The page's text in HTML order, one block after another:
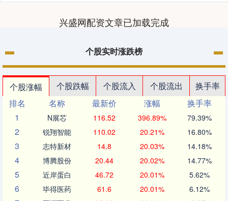
兴盛网配资文章已加载完成
个股实时涨跌榜
个股涨幅 个股跌幅 个股流入 个股流出
换手率
排名
名称 最新价 涨幅
换手率
1
N展芯 116.52 396.89% 79.39%
2 锐翔智能 110.02 20.21% 16.80%
3 志特新材 14.8 20.03% 14.18%
4 博腾股份 20.44 20.02% 14.77%
5 近岸蛋白 46.72 20.01% 5.62%
6 毕得医药 61.6 20.01% 6.12%